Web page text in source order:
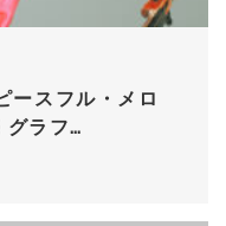
ースフル・メロ
グラフ…